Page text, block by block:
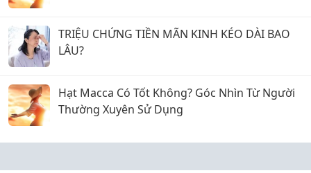
TRIỆU CHỨNG TIỀN MÃN KINH KÉO DÀI BAO
LÂU?
Hạt Macca Có Tốt Không? Góc Nhìn Từ Người
Thường Xuyên Sử Dụng